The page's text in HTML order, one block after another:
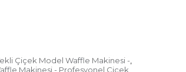
Çiçek Model Waffle Makinesi -,
Makinesi - Profesyonel Çiçek